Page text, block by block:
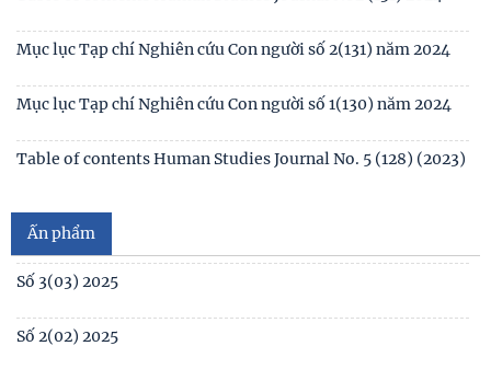
Table of contents Human Studies Journal No1 (130) 2024
Table of contents Human Studies Journal No2 (131) 2024
Mục lục Tạp chí Nghiên cứu Con người số 2(131) năm 2024
Table of contents Human Studies Journal No. 5 (128) (2023)
Ấn phẩm
Số 1(04) 2026
Giới thiệu sách mới: Xã hội học Gia đình
No1(01) 2025